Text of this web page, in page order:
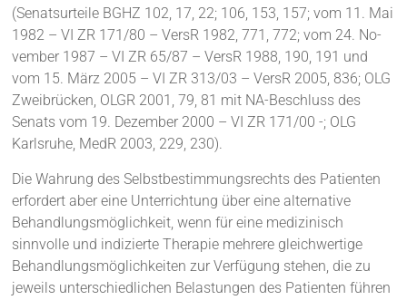
(Senatsurteile BGHZ 102, 17, 22; 106, 153, 157; vom 11. Mai
1982 – VI ZR 171/80 – VersR 1982, 771, 772; vom 24. No-
vember 1987 – VI ZR 65/87 – VersR 1988, 190, 191 und
vom 15. März 2005 – VI ZR 313/03 – VersR 2005, 836; OLG
Zweibrücken, OLGR 2001, 79, 81 mit NA-Beschluss des
Senats vom 19. Dezember 2000 – VI ZR 171/00 -; OLG
Karlsruhe, MedR 2003, 229, 230).
Die Wahrung des Selbstbestimmungsrechts des Patienten
erfordert aber eine Unterrichtung über eine alternative
Behandlungsmöglichkeit, wenn für eine medizinisch
sinnvolle und indizierte Therapie mehrere gleichwertige
Behandlungsmöglichkeiten zur Verfügung stehen, die zu
jeweils unterschiedlichen Belastungen des Patienten führen